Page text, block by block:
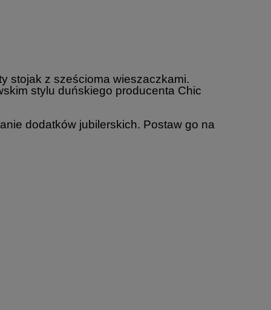
stojak z sześcioma wieszaczkami.
stylu duńskiego producenta Chic
dodatków jubilerskich. Postaw go na